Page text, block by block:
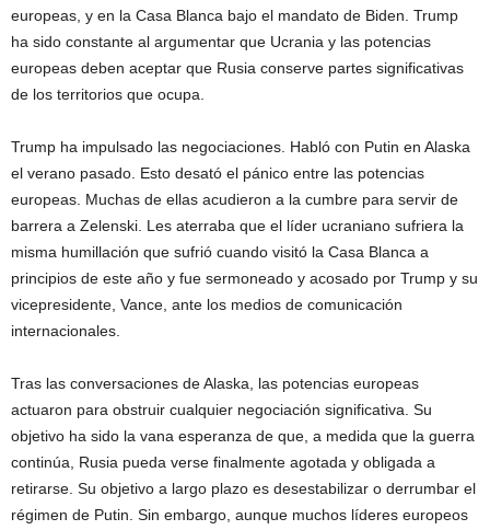
europeas, y en la Casa Blanca bajo el mandato de Biden. Trump
ha sido constante al argumentar que Ucrania y las potencias
europeas deben aceptar que Rusia conserve partes significativas
de los territorios que ocupa.
Trump ha impulsado las negociaciones. Habló con Putin en Alaska
el verano pasado. Esto desató el pánico entre las potencias
europeas. Muchas de ellas acudieron a la cumbre para servir de
barrera a Zelenski. Les aterraba que el líder ucraniano sufriera la
misma humillación que sufrió cuando visitó la Casa Blanca a
principios de este año y fue sermoneado y acosado por Trump y su
vicepresidente, Vance, ante los medios de comunicación
internacionales.
Tras las conversaciones de Alaska, las potencias europeas
actuaron para obstruir cualquier negociación significativa. Su
objetivo ha sido la vana esperanza de que, a medida que la guerra
continúa, Rusia pueda verse finalmente agotada y obligada a
retirarse. Su objetivo a largo plazo es desestabilizar o derrumbar el
régimen de Putin. Sin embargo, aunque muchos líderes europeos